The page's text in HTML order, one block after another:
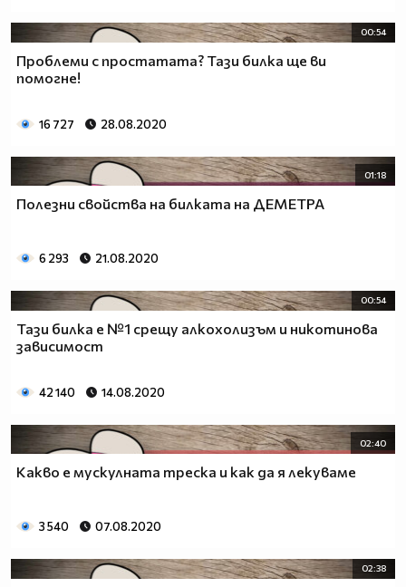
00:54
Проблеми с простатата? Тази билка ще ви
помогне!
16 727 28.08.2020
01:18
Полезни свойства на билката на ДЕМЕТРА
6 293 21.08.2020
00:54
Тази билка е №1 срещу алкохолизъм и никотинова
зависимост
42 140 14.08.2020
02:40
Какво е мускулната треска и как да я лекуваме
3 540 07.08.2020
02:38